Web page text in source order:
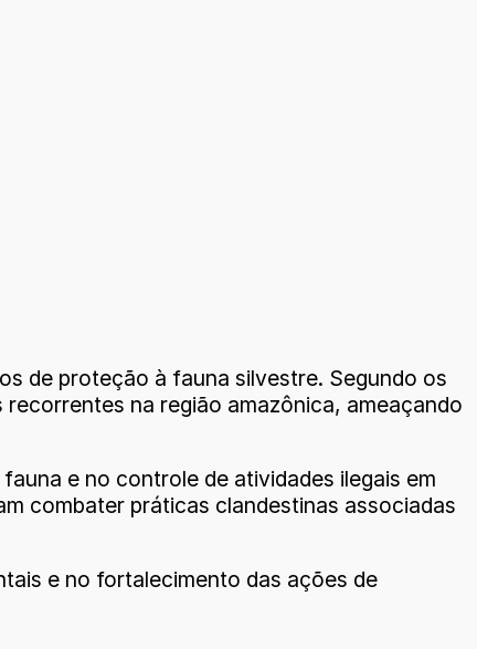
de proteção à fauna silvestre. Segundo os
na região amazônica, ameaçando
e no controle de atividades ilegais em
combater práticas clandestinas associadas
e no fortalecimento das ações de